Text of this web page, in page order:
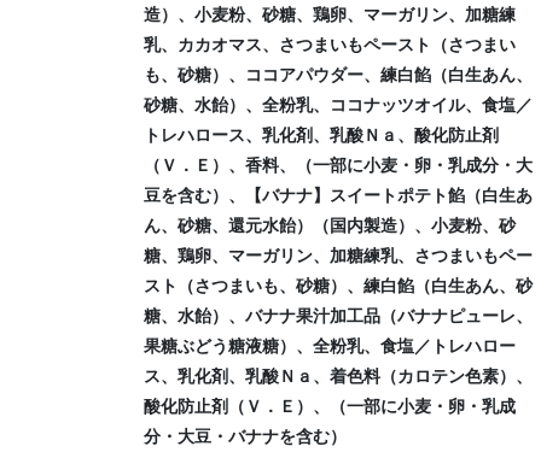
造）、小麦粉、砂糖、鶏卵、マーガリン、加糖練
乳、カカオマス、さつまいもペースト（さつまい
も、砂糖）、ココアパウダー、練白餡（白生あん、
砂糖、水飴）、全粉乳、ココナッツオイル、食塩／
トレハロース、乳化剤、乳酸Ｎａ、酸化防止剤
（Ｖ．Ｅ）、香料、（一部に小麦・卵・乳成分・大
豆を含む）、【バナナ】スイートポテト餡（白生あ
ん、砂糖、還元水飴）（国内製造）、小麦粉、砂
糖、鶏卵、マーガリン、加糖練乳、さつまいもペー
スト（さつまいも、砂糖）、練白餡（白生あん、砂
糖、水飴）、バナナ果汁加工品（バナナピューレ、
果糖ぶどう糖液糖）、全粉乳、食塩／トレハロー
ス、乳化剤、乳酸Ｎａ、着色料（カロテン色素）、
酸化防止剤（Ｖ．Ｅ）、（一部に小麦・卵・乳成
分・大豆・バナナを含む）